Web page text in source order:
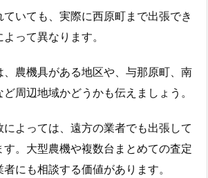
いても、実際に西原町まで出張でき
って異なります。
、農機具がある地区や、与那原町、南
周辺地域かどうかも伝えましょう。
よっては、遠方の業者でも出張して
す。大型農機や複数台まとめての査定
にも相談する価値があります。